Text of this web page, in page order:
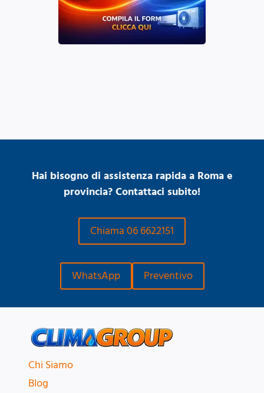
Hai bisogno di assistenza rapida a Roma e
provincia? Contattaci subito!
Chiama 06 6622151
WhatsApp Preventivo
Chi Siamo
Blog